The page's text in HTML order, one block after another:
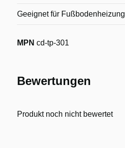
Geeignet für Fußbodenheizung
MPN cd-tp-301
Bewertungen
Produkt noch nicht bewertet